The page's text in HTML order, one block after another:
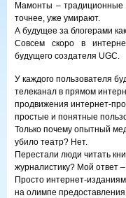
Мамонты – традиционные
точнее, уже умирают.
А будущее за блогерами
Совсем скоро в
будущего создателя UGC.
У каждого пользователя
телеканал в прямом
продвижения интернет-
простые и понятные
Только почему опытный
убило театр? Нет.
Перестали люди читать
журналистику? Мой ответ –
Просто интернет-
на олимпе